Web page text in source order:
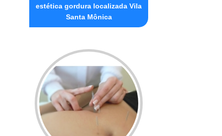
estética gordura localizada Vila
Santa Mônica